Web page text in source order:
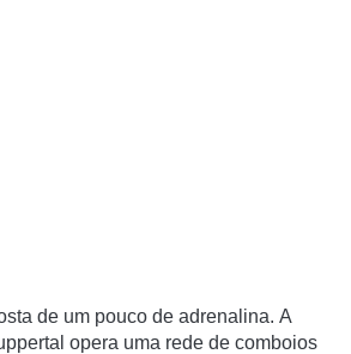
de um pouco de adrenalina. A
opera uma rede de comboios